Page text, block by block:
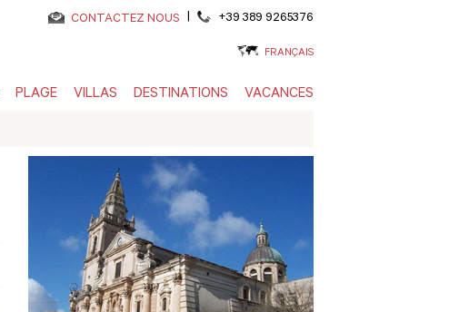
CONTACTEZ NOUS | +39 389 9265376
FRANÇAIS
PLAGE VILLAS DESTINATIONS VACANCES